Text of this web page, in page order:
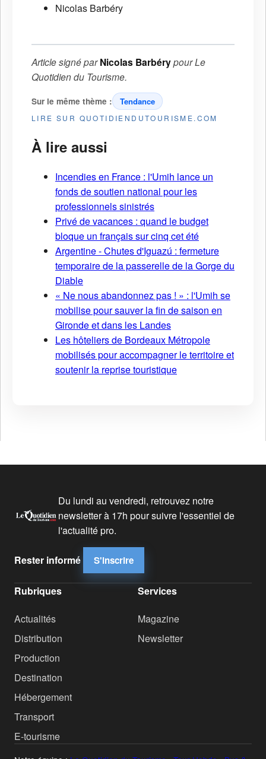
Nicolas Barbéry
Article signé parNicolas BarbérypourLe
Quotidien du Tourisme.
Sur le même thème : Tendance
LIRE SUR QUOTIDIENDUTOURISME.COM
À lire aussi
Incendies en France : l'Umih lance un
fonds de soutien national pour les
professionnels sinistrés
Privé de vacances : quand le budget
bloque un français sur cinq cet été
Argentine - Chutes d'Iguazú : fermeture
temporaire de la passerelle de la Gorge du
Diable
« Ne nous abandonnez pas ! » : l'Umih se
mobilise pour sauver la fin de saison en
Gironde et dans les Landes
Les hôteliers de Bordeaux Métropole
mobilisés pour accompagner le territoire et
soutenir la reprise touristique
Du lundi au vendredi, retrouvez notre
newsletter à 17h pour suivre l'essentiel de
l'actualité pro.
Rester informé S'inscrire
Rubriques
Actualités
Distribution
Production
Destination
Hébergement
Transport
E-tourisme
Services
Magazine
Newsletter